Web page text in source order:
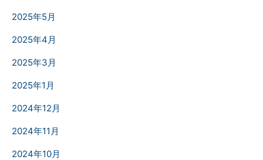
2025年5月
2025年4月
2025年3月
2025年1月
2024年12月
2024年11月
2024年10月